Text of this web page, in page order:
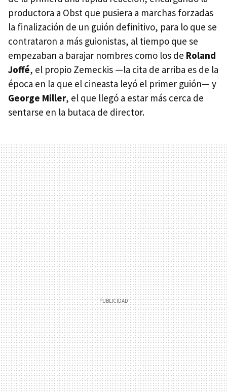
productora a Obst que pusiera a marchas forzadas
la finalización de un guión definitivo, para lo que se
contrataron a más guionistas, al tiempo que se
empezaban a barajar nombres como los de Roland
Joffé, el propio Zemeckis —la cita de arriba es de la
época en la que el cineasta leyó el primer guión— y
George Miller, el que llegó a estar más cerca de
sentarse en la butaca de director.